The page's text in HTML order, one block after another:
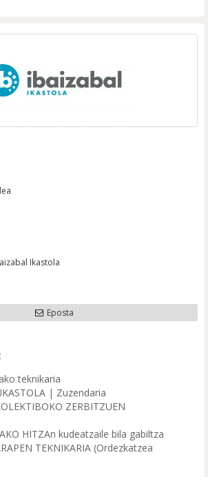
Ikastola
Eposta
teknikaria
| Zuzendaria
ZERBITZUEN
HITZAn kudeatzaile bila gabiltza
TEKNIKARIA (Ordezkatzea